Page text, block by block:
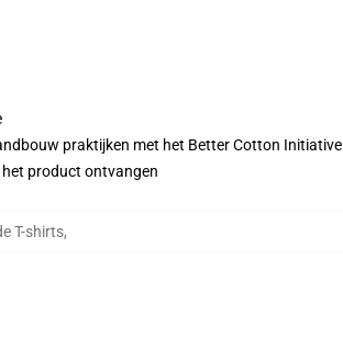
praktijken met het Better Cotton Initiative
het product ontvangen
T-shirts,